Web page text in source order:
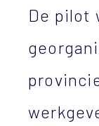
De pilot